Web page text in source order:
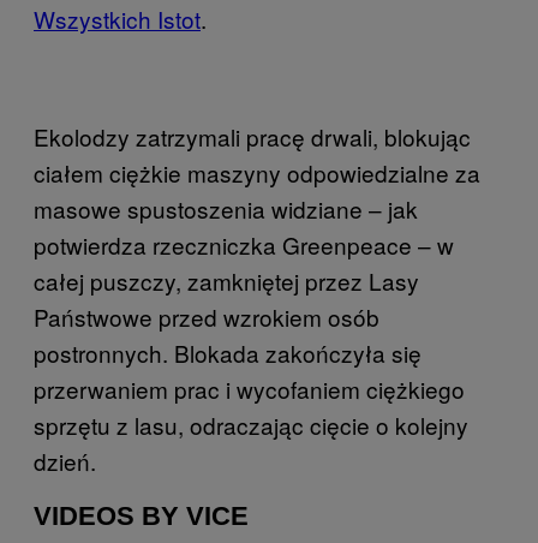
Wszystkich Istot.
Ekolodzy zatrzymali pracę drwali, blokując
ciałem ciężkie maszyny odpowiedzialne za
masowe spustoszenia widziane – jak
potwierdza rzeczniczka Greenpeace – w
całej puszczy, zamkniętej przez Lasy
Państwowe przed wzrokiem osób
postronnych. Blokada zakończyła się
przerwaniem prac i wycofaniem ciężkiego
sprzętu z lasu, odraczając cięcie o kolejny
dzień.
VIDEOS BY VICE